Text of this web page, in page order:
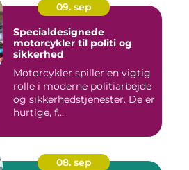
09. sep
Specialdesignede
motorcykler til politi og
sikkerhed
Motorcykler spiller en vigtig
rolle i moderne politiarbejde
og sikkerhedstjenester. De er
hurtige, f...
08. sep